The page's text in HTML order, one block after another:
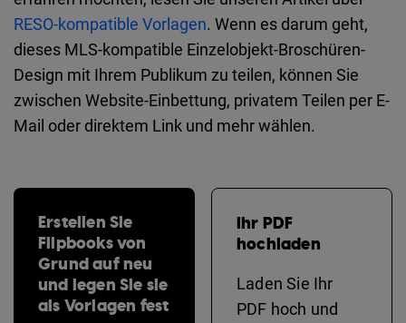
RESO-kompatible Vorlagen. Wenn es darum geht,
dieses MLS-kompatible Einzelobjekt-Broschüren-
Design mit Ihrem Publikum zu teilen, können Sie
zwischen Website-Einbettung, privatem Teilen per E-
Mail oder direktem Link und mehr wählen.
Erstellen Sie
Flipbooks von
Grund auf neu
und legen Sie sie
als Vorlagen fest
Ihr PDF
hochladen
Laden Sie Ihr
PDF hoch und